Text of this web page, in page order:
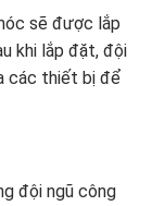
sẽ được lắp
khi lắp đặt, đội
các thiết bị để
đội ngũ công